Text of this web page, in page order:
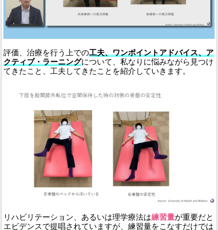
評価、治療を行う上での工夫、ワンポイントアドバイス、ア
クティブ・ラーニングについて、私なりに悩みながら見つけ
てきたこと、工夫してきたことを紹介していきます。
リハビリテーション、あるいは理学療法は練習量が重要だと
エビデンスで提唱されていますが、練習量をこなすだけでは